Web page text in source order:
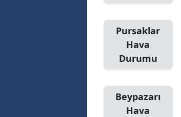
Pursaklar
Hava
Durumu
Beypazarı
Hava